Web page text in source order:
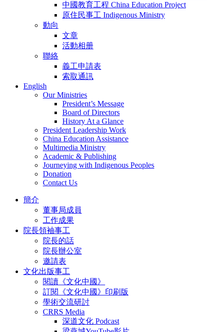
中國教育工程 China Education Project
原住民事工 Indigenous Ministry
動向
文章
活動相册
聯絡
義工申請表
索取通訊
English
Our Ministries
President’s Message
Board of Directors
History At a Glance
President Leadership Work
China Education Assistance
Multimedia Ministry
Academic & Publishing
Journeying with Indigenous Peoples
Donation
Contact Us
簡介
董事局成員
工作成果
院長領袖事工
院長的話
院長辦公室
邀請表
文化出版事工
閱讀《文化中國》
訂閱《文化中國》印刷版
學術交流研討
CRRS Media
深道文化 Podcast